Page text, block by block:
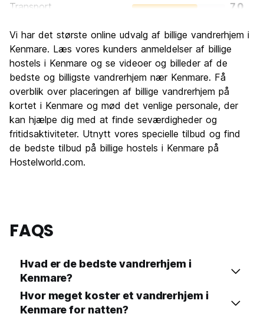
Transport
7.0
Kultur
8.0
Fester
Værdi for pengene
Vi har det største online udvalg af billige vandrerhjem i
Kenmare. Læs vores kunders anmeldelser af billige
hostels i Kenmare og se videoer og billeder af de
bedste og billigste vandrerhjem nær Kenmare. Få
overblik over placeringen af billige vandrerhjem på
kortet i Kenmare og mød det venlige personale, der
kan hjælpe dig med at finde seværdigheder og
fritidsaktiviteter. Utnytt vores specielle tilbud og find
de bedste tilbud på billige hostels i Kenmare på
Hostelworld.com.
FAQS
Hvad er de bedste vandrerhjem i
Kenmare?
Hvor meget koster et vandrerhjem i
Kenmare for natten?